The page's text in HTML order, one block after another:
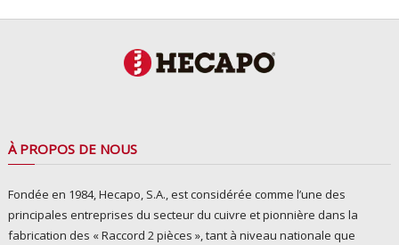
À PROPOS DE NOUS
Fondée en 1984, Hecapo, S.A., est considérée comme l’une des
principales entreprises du secteur du cuivre et pionnière dans la
fabrication des « Raccord 2 pièces », tant à niveau nationale que